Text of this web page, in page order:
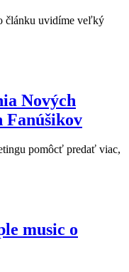
článku uvidíme veľký
Nových
Fanúšikov
pomôcť predať viac,
music o